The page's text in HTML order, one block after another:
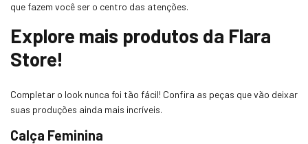
que fazem você ser o centro das atenções.
Explore mais produtos da Flara
Store!
Completar o look nunca foi tão fácil! Confira as peças que vão deixar
suas produções ainda mais incríveis.
Calça Feminina